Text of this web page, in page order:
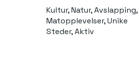
Kultur, Natur, Avslapping,
Matopplevelser, Unike
Steder, Aktiv